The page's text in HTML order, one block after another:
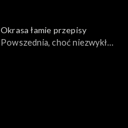
Okrasa łamie przepisy
Powszednia, choć niezwykła